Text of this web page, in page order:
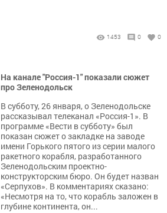
1453 0 0
На канале "Россия-1" показали сюжет
про Зеленодольск
В субботу, 26 января, о Зеленодольске
рассказывал телеканал «Россия-1». В
программе «Вести в субботу» был
показан сюжет о закладке на заводе
имени Горького пятого из серии малого
ракетного корабля, разработанного
Зеленодольским проектно-
конструкторским бюро. Он будет назван
«Серпухов». В комментариях сказано:
«Несмотря на то, что корабль заложен в
глубине континента, он...